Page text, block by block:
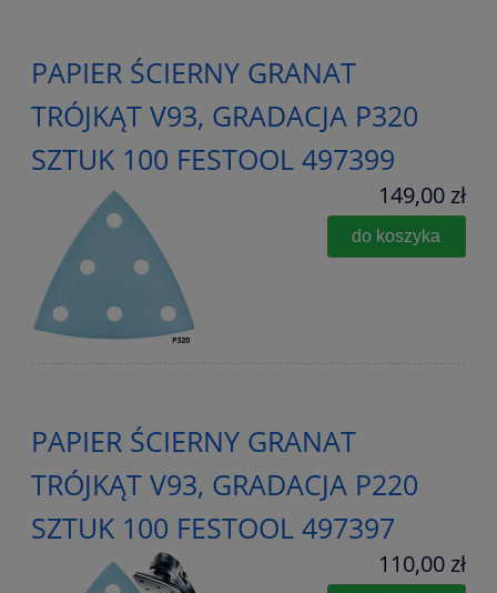
PAPIER ŚCIERNY GRANAT
TRÓJKĄT V93, GRADACJA P320
SZTUK 100 FESTOOL 497399
149,00 zł
do koszyka
PAPIER ŚCIERNY GRANAT
TRÓJKĄT V93, GRADACJA P220
SZTUK 100 FESTOOL 497397
110,00 zł